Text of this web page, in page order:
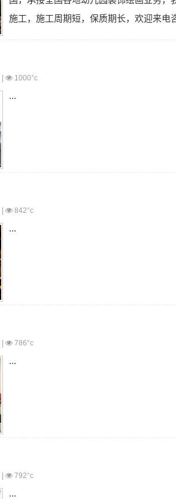
施工，施工周期短，保质期长，欢迎来电
| 1000°c
...
| 842°c
...
| 786°c
...
| 792°c
...